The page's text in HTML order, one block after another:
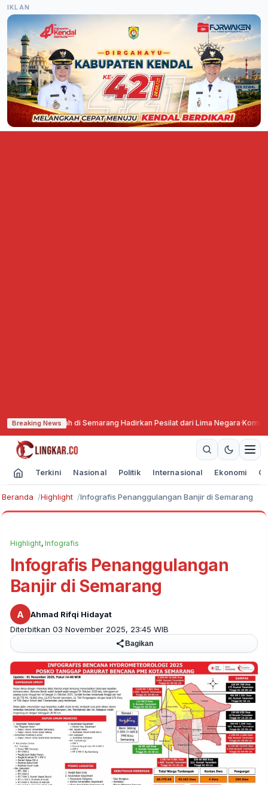
IKLAN
Breaking News
di Semarang Hadirkan Pesilat dari Lima Negara ·Komisi X DPR
Terkini Nasional Politik Internasional Ekonomi
Beranda Highlight Infografis Penanggulangan Banjir di Semarang
Highlight, Infografis
Infografis Penanggulangan
Banjir di Semarang
A
Ahmad Rifqi Hidayat
Diterbitkan 03 November 2025, 23:45 WIB
Bagikan